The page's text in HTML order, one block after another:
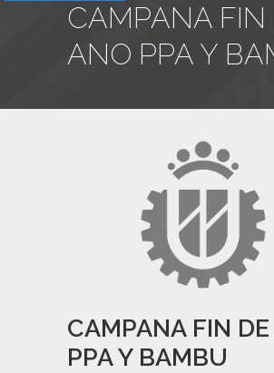
CAMPANA FIN
ANO PPA Y
CAMPANA FIN
PPA Y BAMBU